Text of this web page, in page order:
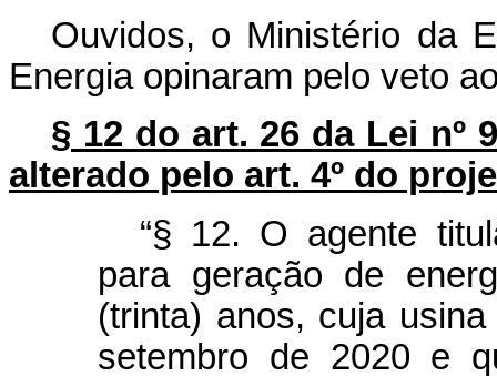
Ouvidos, o Ministério da
Energia opinaram pelo veto
§ 12 do art. 26 da Lei nº
alterado pelo art. 4º do
“§ 12. O agente
para geração de
(trinta) anos, cuja
setembro de 2020 e